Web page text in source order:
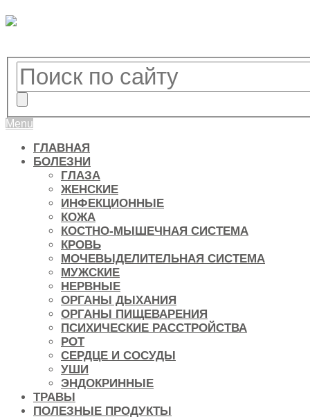
Menu
ГЛАВНАЯ
БОЛЕЗНИ
ГЛАЗА
ЖЕНСКИЕ
ИНФЕКЦИОННЫЕ
КОЖА
КОСТНО-МЫШЕЧНАЯ СИСТЕМА
КРОВЬ
МОЧЕВЫДЕЛИТЕЛЬНАЯ СИСТЕМА
МУЖСКИЕ
НЕРВНЫЕ
ОРГАНЫ ДЫХАНИЯ
ОРГАНЫ ПИЩЕВАРЕНИЯ
ПСИХИЧЕСКИЕ РАССТРОЙСТВА
РОТ
СЕРДЦЕ И СОСУДЫ
УШИ
ЭНДОКРИННЫЕ
ТРАВЫ
ПОЛЕЗНЫЕ ПРОДУКТЫ